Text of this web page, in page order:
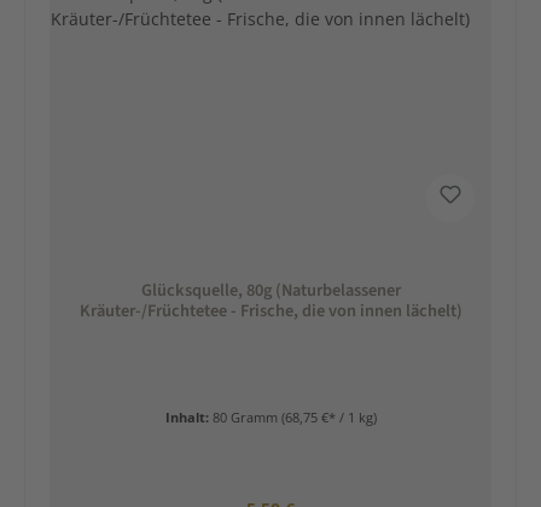
Glücksquelle, 80g (Naturbelassener
Kräuter-/Früchtetee - Frische, die von innen lächelt)
Inhalt: 80 Gramm (68,75 €* / 1 kg)